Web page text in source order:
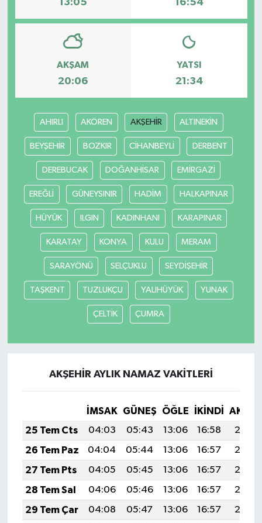
AKŞAM
20:06
YATSI
21:34
AHIRLI AKÖREN AKŞEHİR ALTINEKİN
BEYŞEHİR BOZKIR CİHANBEYLİ DERBENT
DEREBUCAK DOĞANHİSAR EMİRGAZİ
EREĞLİ GÜNEYSINIR HADİM HALKAPINAR
HÜYÜK ILGIN KADINHANI KARAPINAR
KARATAY KONYA KULU MERAM
SARAYÖNÜ SELÇUKLU SEYDİŞEHİR
TAŞKENT TUZLUKÇU YALIHÜYÜK YUNAK
ÇELTİK ÇUMRA
AKŞEHİR AYLIK NAMAZ VAKITLERI
İMSAK GÜNEŞ ÖĞLE İKINDI
25 Tem Cts
04:03 05:43 13:06 16:58
20:18
26 Tem Paz
04:04 05:44 13:06 16:57
20:18
27 Tem Pts
04:05 05:45 13:06 16:57
20:17
28 Tem Sal
04:06 05:46 13:06 16:57
20:16
29 Tem Çar
04:08 05:47 13:06 16:57
20:15